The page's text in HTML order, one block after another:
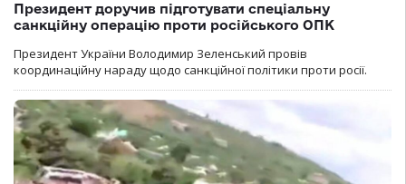
Президент доручив підготувати спеціальну
санкційну операцію проти російського ОПК
Президент України Володимир Зеленський провів
координаційну нараду щодо санкційної політики проти росії.